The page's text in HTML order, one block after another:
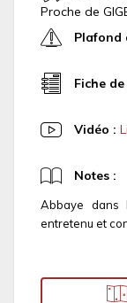
Proche de
Plafond
Fiche
Vidéo :
Notes :
Abbaye dans
entretenu et